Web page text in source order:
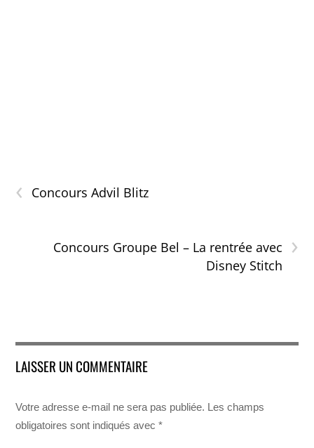
‹ Concours Advil Blitz
›
Concours Groupe Bel – La rentrée avec
Disney Stitch
LAISSER UN COMMENTAIRE
Votre adresse e-mail ne sera pas publiée. Les champs
obligatoires sont indiqués avec*